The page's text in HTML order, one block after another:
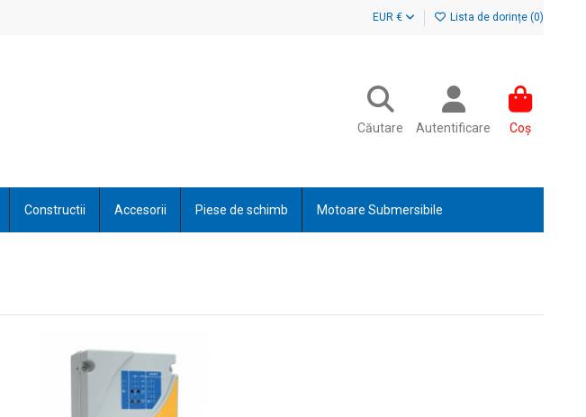
EUR € Lista de dorințe (0)
Căutare Autentificare Coș
Constructii Accesorii Piese de schimb Motoare Submersibile